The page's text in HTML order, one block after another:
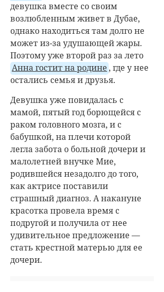
девушка вместе со своим
возлюбленным живет в Дубае,
однако находиться там долго не
может из-за удушающей жары.
Поэтому уже второй раз за лето
Анна гостит на родине , где у нее
остались семья и друзья.
Девушка уже повидалась с
мамой, пятый год борющейся с
раком головного мозга, и с
бабушкой, на плечи которой
легла забота о больной дочери и
малолетней внучке Мие,
родившейся незадолго до того,
как актрисе поставили
страшный диагноз. А накануне
красотка провела время с
подругой и получила от нее
удивительное предложение —
стать крестной матерью для ее
дочери.